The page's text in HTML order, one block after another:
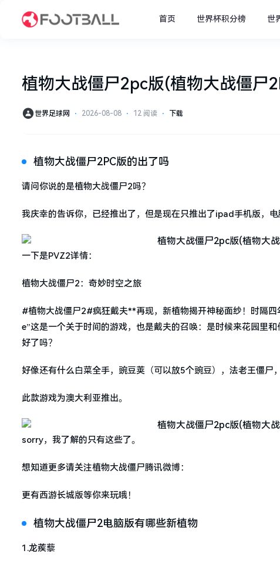
首页 世界杯积分榜 世
植物大战僵尸2pc版(植物大战僵尸
世界足球网 ⋅ 2026-08-08 ⋅ 12 阅读 ⋅ 下载
植物大战僵尸2PC版的出了吗
请问你说的是植物大战僵尸2吗？
我庆幸的告诉你，已经推出了，但是现在只推出了ipad手机版，电
一下是PVZ2详情：
植物大战僵尸2：奇妙时空之旅
#植物大战僵尸2#疯狂戴夫**再现，新植物揭开神秘面纱！时隔
e”这是一个关于时间的游戏，也是戴夫的召唤：是时候来花园里
好了吗？
好像还有什么白菜全手，豌豆荚（可以放5个豌豆），法老王僵尸
此款游戏为澳大利亚推出。
sorry，我了解的只有这些了。
想知道更多请关注植物大战僵尸腾讯微博：
更有西游长城版等你来玩哦！
植物大战僵尸2电脑版有哪些新植物
1.龙蒺藜